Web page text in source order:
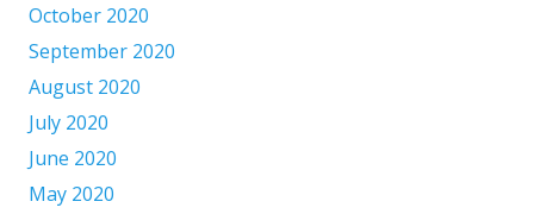
October 2020
September 2020
August 2020
July 2020
June 2020
May 2020